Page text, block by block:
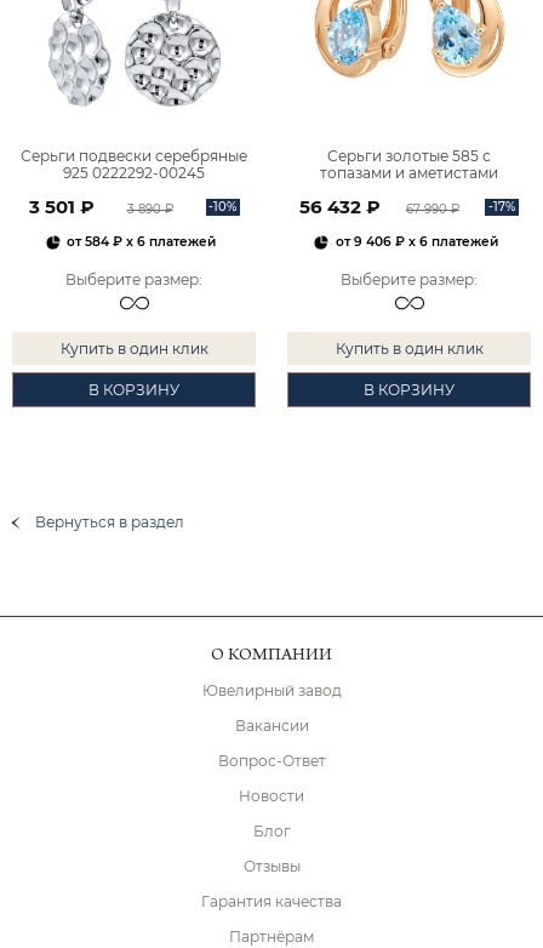
Серьги подвески серебряные
925 0222292-00245
3 501 ₽ 3 890 ₽ -10%
от584 ₽ x 6 платежей
Выберите размер:
Купить в один клик
В КОРЗИНУ
Серьги золотые 585 с
топазами и аметистами
56 432 ₽ 67 990 ₽ -17%
от9 406 ₽x 6 платежей
Выберите размер:
Купить в один клик
В КОРЗИНУ
Вернуться в раздел
О КОМПАНИИ
Ювелирный завод
Вакансии
Вопрос-Ответ
Новости
Блог
Отзывы
Гарантия качества
Партнёрам